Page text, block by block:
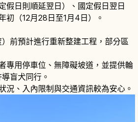
假日則順延翌日）、國定假日翌日
初（12月28日至1月4日）。
前預計進行重新整建工程，部分區
專用停車位、無障礙坡道，並提供輪
盲犬同行。
況、入內限制與交通資訊較為安心。